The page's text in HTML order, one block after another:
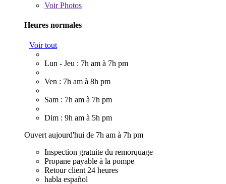
VoirPhotos
Heures normales
Voir tout
Lun - Jeu : 7h am à 7h pm
Ven : 7h am à 8h pm
Sam : 7h am à 7h pm
Dim : 9h am à 5h pm
Ouvert aujourd'hui de 7h am à 7h pm
Inspection gratuite du remorquage
Propane payable à la pompe
Retour client 24 heures
habla español